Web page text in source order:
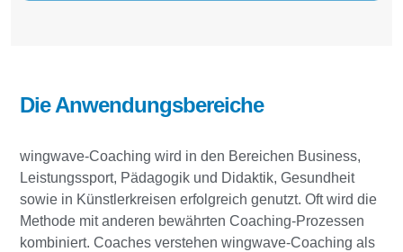
Die Anwendungsbereiche
wingwave-Coaching wird in den Bereichen Business,
Leistungssport, Pädagogik und Didaktik, Gesundheit
sowie in Künstlerkreisen erfolgreich genutzt. Oft wird die
Methode mit anderen bewährten Coaching-Prozessen
kombiniert. Coaches verstehen wingwave-Coaching als